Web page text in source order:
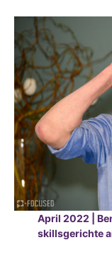
April 2022 |
skillsgerichte